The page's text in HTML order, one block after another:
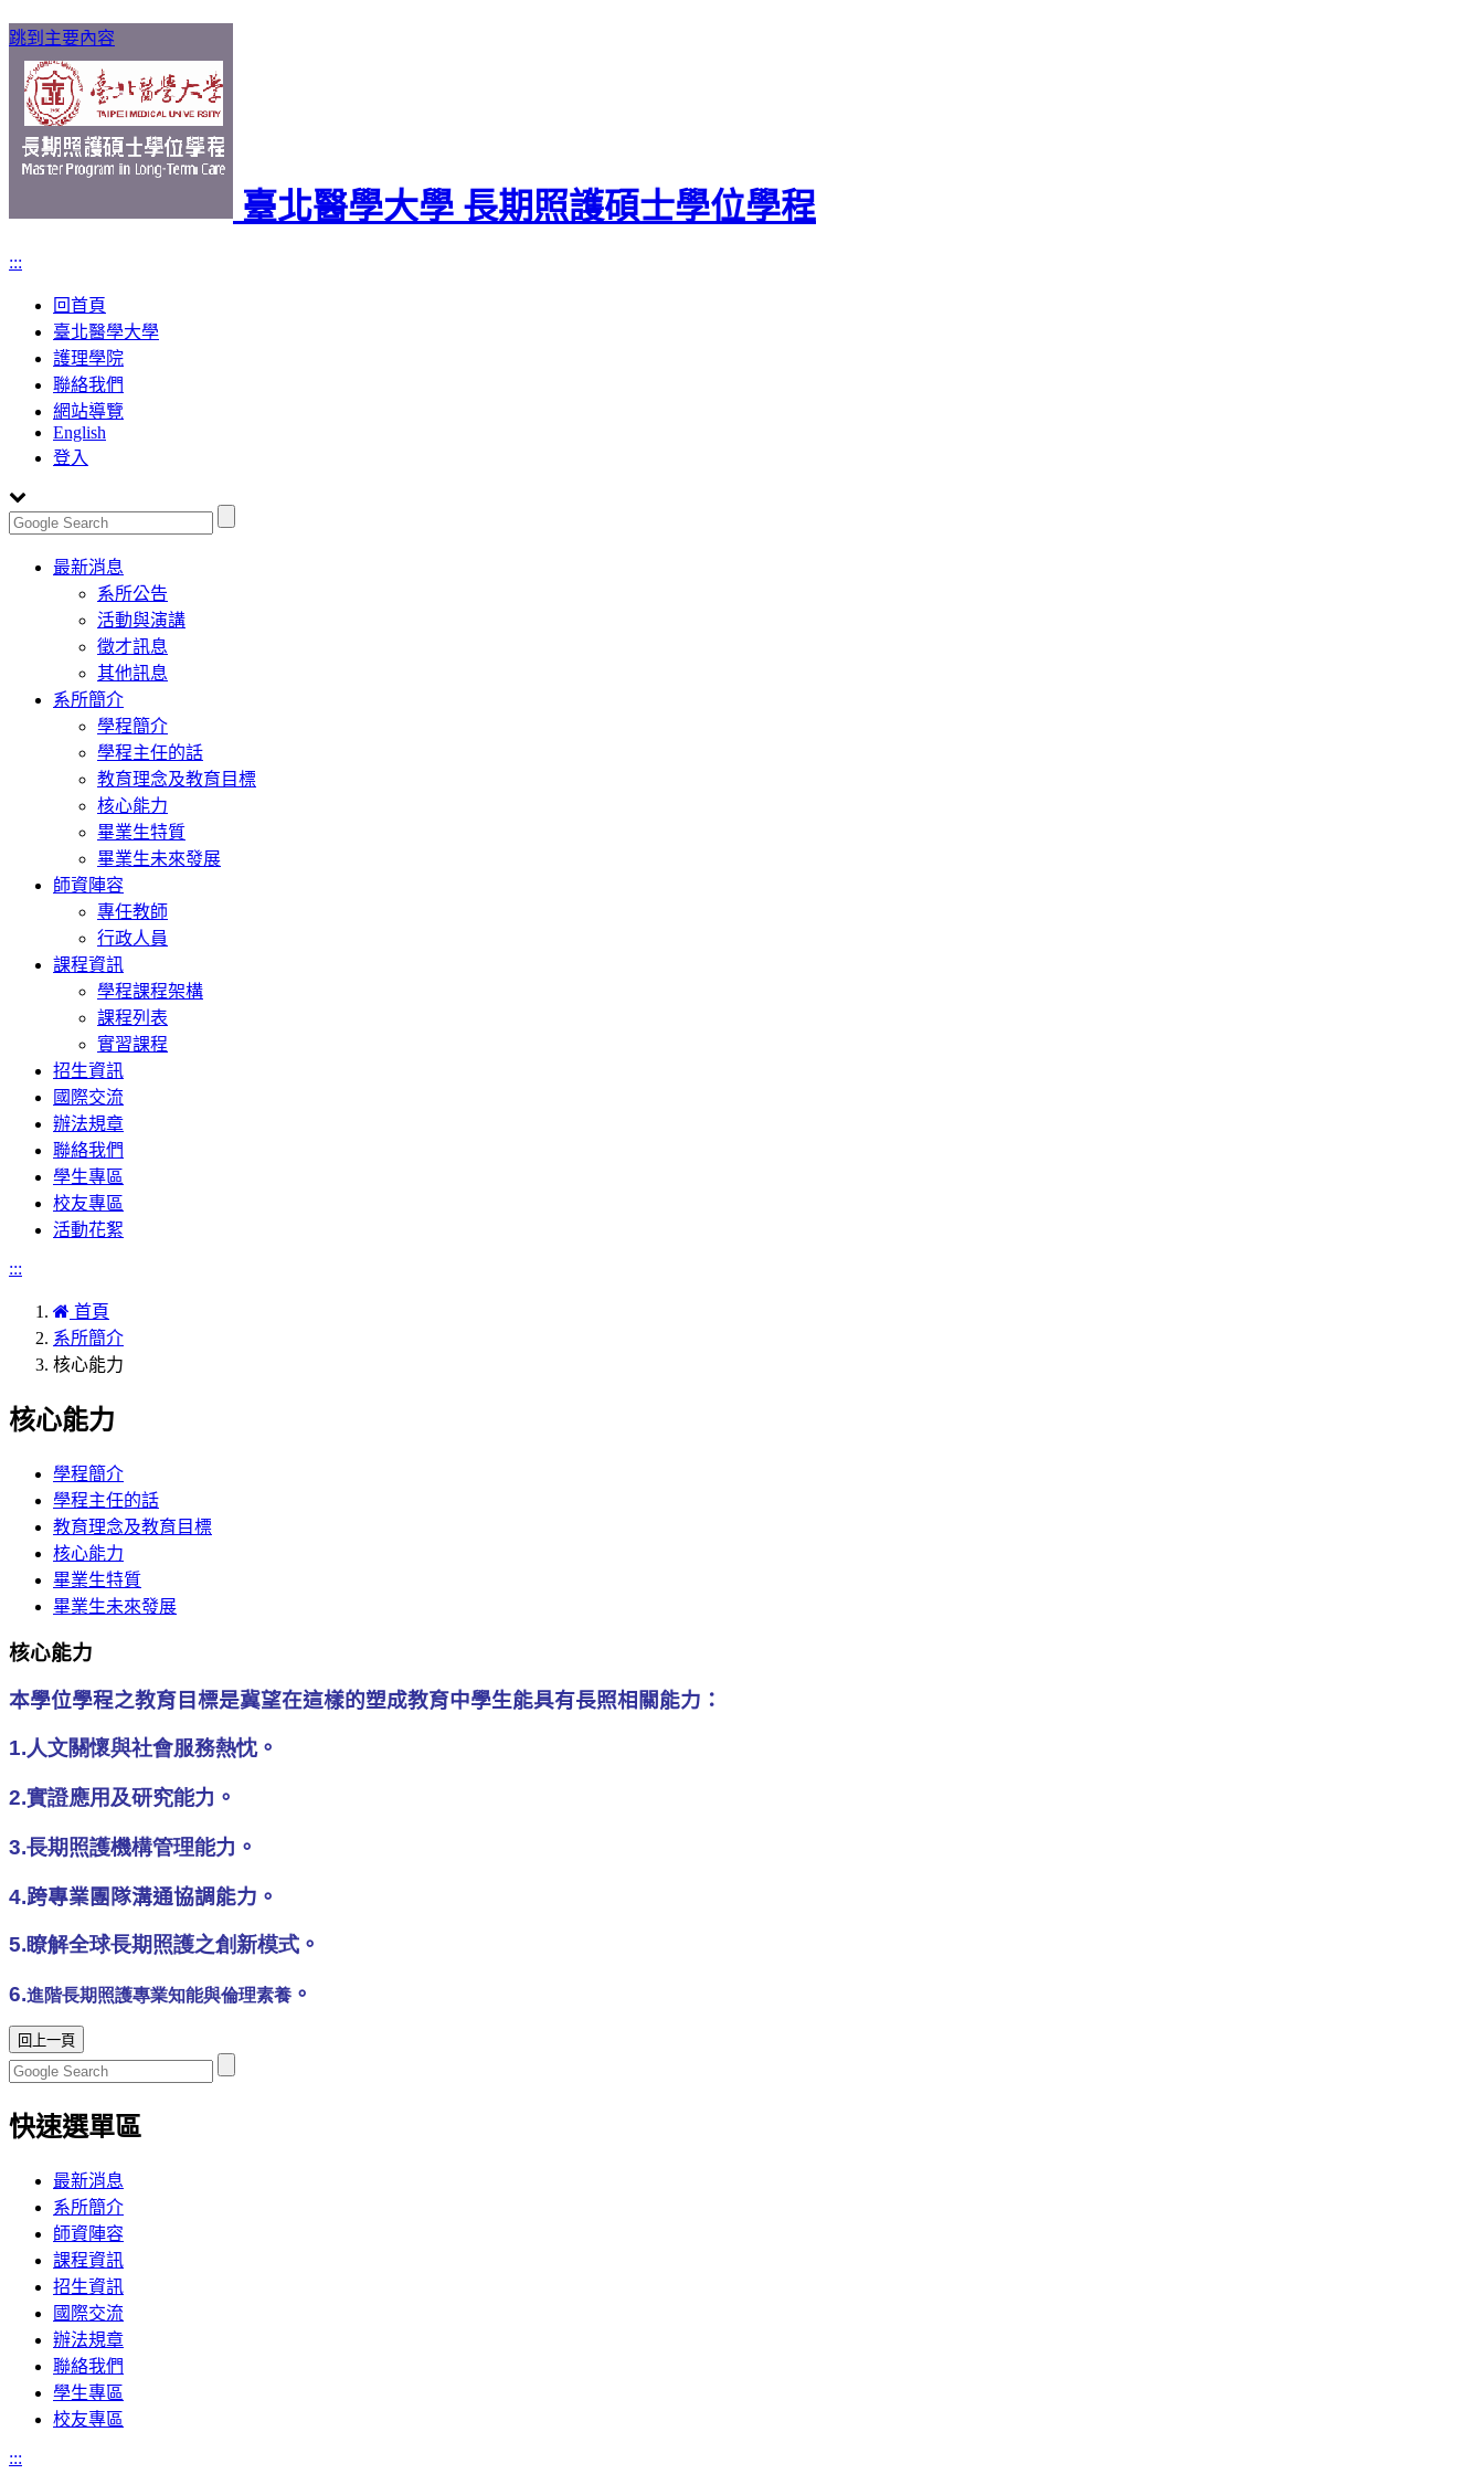
跳到主要內容
臺北醫學大學 長期照護碩士學位學程
:::
回首頁
臺北醫學大學
護理學院
聯絡我們
網站導覽
English
登入
Toggle
navigation
最新消息
系所公告
活動與演講
徵才訊息
其他訊息
系所簡介
學程簡介
學程主任的話
教育理念及教育目標
核心能力
畢業生特質
畢業生未來發展
師資陣容
專任教師
行政人員
課程資訊
學程課程架構
課程列表
實習課程
招生資訊
國際交流
辦法規章
聯絡我們
學生專區
校友專區
活動花絮
:::
首頁
系所簡介
核心能力
核心能力
學程簡介
學程主任的話
教育理念及教育目標
核心能力
畢業生特質
畢業生未來發展
核心能力
本學位學程之教育目標是冀望在這樣的塑成教育中學生能具有長照相關能力：
1.人文關懷與社會服務熱忱。
2.實證應用及研究能力 。
3.長期照護機構管理能力 。
4.跨專業團隊溝通協調能力。
5.瞭解全球長期照護之創新模式 。
6.進階長期照護專業知能與倫理素養 。
快速選單區
最新消息
系所簡介
師資陣容
課程資訊
招生資訊
國際交流
辦法規章
聯絡我們
學生專區
校友專區
:::